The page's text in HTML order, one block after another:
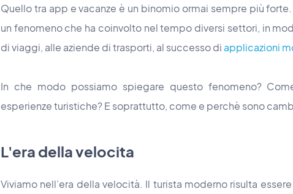
Quello tra app e vacanze è un binomio ormai sempre più
un fenomeno che ha coinvolto nel tempo diversi settori, in
di viaggi, alle aziende di trasporti, al successo di applicazioni
In che modo possiamo spiegare questo fenomeno?
esperienze turistiche? E soprattutto, come e perchè sono
L'era della velocita
Viviamo nell’era della velocità. Il turista moderno risulta